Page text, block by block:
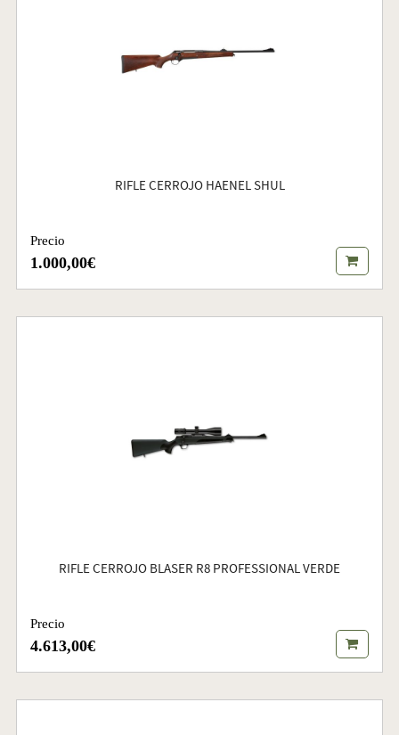
RIFLE CERROJO HAENEL SHUL
Precio
1.000,00€
RIFLE CERROJO BLASER R8 PROFESSIONAL VERDE
Precio
4.613,00€